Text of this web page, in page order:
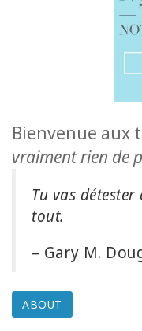
TRANSLATED
WISHLIST
Bienvenue aux
vraiment rien de
Tu vas
tout.
– Gary M.
ABOUT